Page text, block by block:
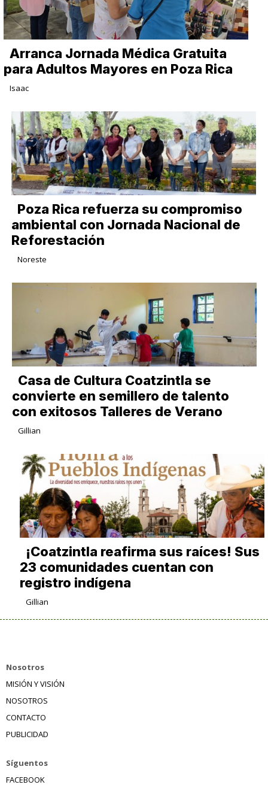
Arranca Jornada Médica Gratuita
para Adultos Mayores en Poza Rica
Isaac
Poza Rica refuerza su compromiso
ambiental con Jornada Nacional de
Reforestación
Noreste
Casa de Cultura Coatzintla se
convierte en semillero de talento
con exitosos Talleres de Verano
Gillian
¡Coatzintla reafirma sus raíces! Sus
23 comunidades cuentan con
registro indígena
Gillian
Nosotros
MISIÓN Y VISIÓN
NOSOTROS
CONTACTO
PUBLICIDAD
Síguentos
FACEBOOK